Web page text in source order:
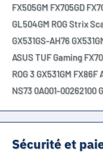
FX505GM FX705GD
GL504GM ROG Strix
GX531GS-AH76
ASUS TUF Gaming
ROG 3 GX531GM
NS73 0A001-00262100
Sécurité et